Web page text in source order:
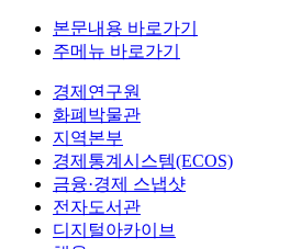
본문내용 바로가기
주메뉴 바로가기
경제연구원
화폐박물관
지역본부
경제통계시스템(ECOS)
금융·경제 스냅샷
전자도서관
디지털아카이브